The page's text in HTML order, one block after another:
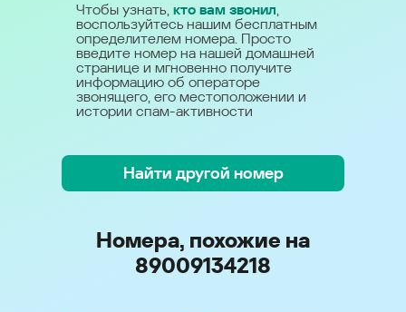
Чтобы узнать, кто вам звонил,
воспользуйтесь нашим бесплатным
определителем номера. Просто
введите номер на нашей домашней
странице и мгновенно получите
информацию об операторе
звонящего, его местоположении и
истории спам-активности
Найти другой номер
Номера, похожие на
89009134218